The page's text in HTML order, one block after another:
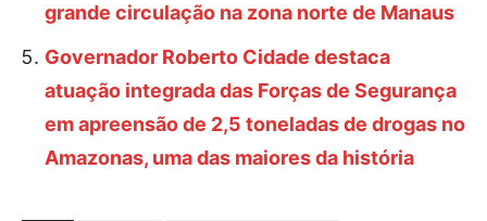
grande circulação na zona norte de Manaus
Governador Roberto Cidade destaca
atuação integrada das Forças de Segurança
em apreensão de 2,5 toneladas de drogas no
Amazonas, uma das maiores da história